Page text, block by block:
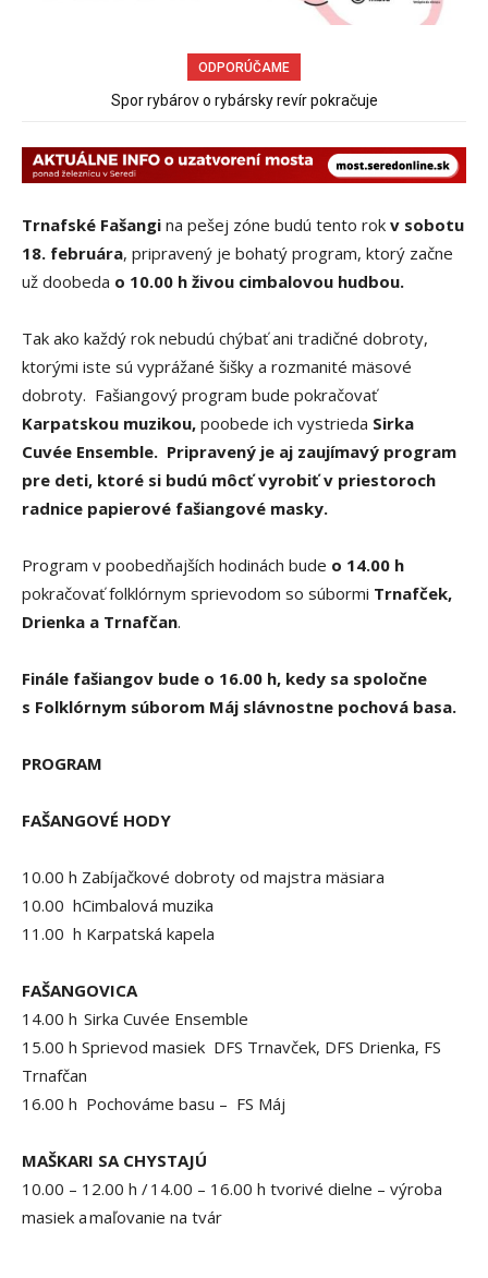
ODPORÚČAME
Spor rybárov o rybársky revír pokračuje
Obchádzka rozpadajúceho sa už uzatvoreného mosta ponad
Trnafské Fašangi na pešej zóne budú tento rok v sobotu
18. februára, pripravený je bohatý program, ktorý začne
už doobeda o 10.00 h živou cimbalovou hudbou.
Tak ako každý rok nebudú chýbať ani tradičné dobroty,
ktorými iste sú vyprážané šišky a rozmanité mäsové
dobroty. Fašiangový program bude pokračovať
Karpatskou muzikou, poobede ich vystrieda Sirka
Cuvée Ensemble. Pripravený je aj zaujímavý program
pre deti, ktoré si budú môcť vyrobiť v priestoroch
radnice papierové fašiangové masky.
Program v poobedňajších hodinách bude o 14.00 h
pokračovať folklórnym sprievodom so súbormi Trnafček,
Drienka a Trnafčan.
Finále fašiangov bude o 16.00 h, kedy sa spoločne
s Folklórnym súborom Máj slávnostne pochová basa.
PROGRAM
FAŠANGOVÉ HODY
10.00 h Zabíjačkové dobroty od majstra mäsiara
10.00 hCimbalová muzika
11.00 h Karpatská kapela
FAŠANGOVICA
14.00 h Sirka Cuvée Ensemble
15.00 h Sprievod masiek DFS Trnavček, DFS Drienka, FS
Trnafčan
16.00 h Pochováme basu – FS Máj
MAŠKARI SA CHYSTAJÚ
10.00 – 12.00 h / 14.00 – 16.00 h tvorivé dielne – výroba
masiek a maľovanie na tvár